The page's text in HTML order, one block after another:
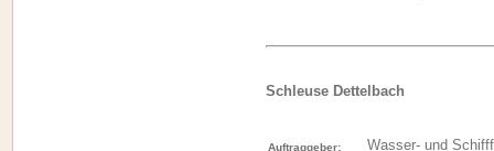
Schleuse Dettelbach
Auftraggeber:
Wasser- und